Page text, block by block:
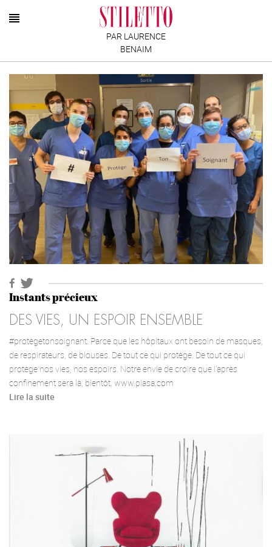
PAR LAURENCE
BENAIM
Instants précieux
DES VIES, UN ESPOIR ENSEMBLE
#protègetonsoignant. Parce que les hôpitaux ont besoin de masques,
de respirateurs, de blouses. De tout ce qui protège. De tout ce qui
protège nos vies, nos espoirs. Notre envie de croire que l’après
confinement sera là, bientôt. www.piasa.com
Lire la suite